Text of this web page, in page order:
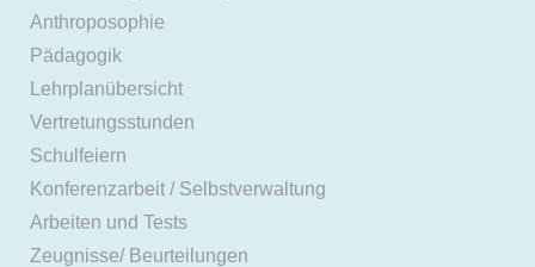
Anthroposophie
Pädagogik
Lehrplanübersicht
Vertretungsstunden
Schulfeiern
Konferenzarbeit / Selbstverwaltung
Arbeiten und Tests
Zeugnisse/ Beurteilungen